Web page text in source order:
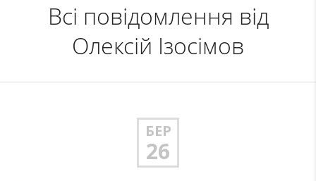
Всі повідомлення від
Олексій Ізосімов
БЕР
26